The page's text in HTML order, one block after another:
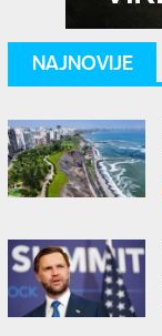
NAJNOVIJE